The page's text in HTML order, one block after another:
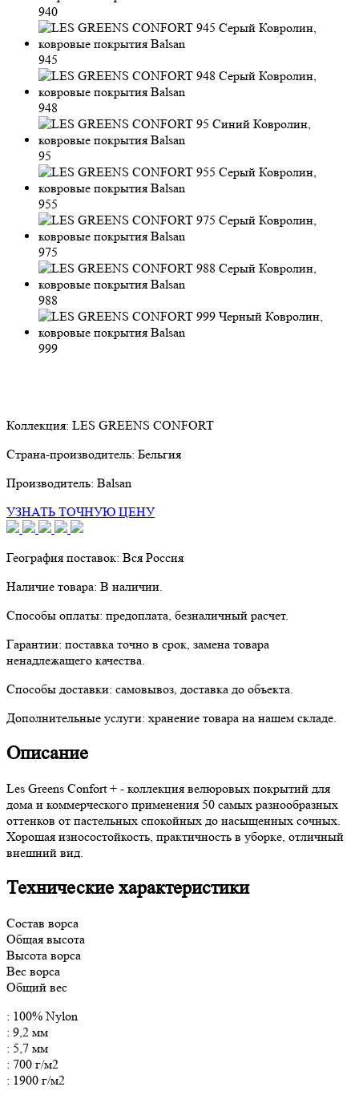
940
945
948
95
955
975
988
999
Коллекция: LES GREENS CONFORT
Страна-производитель: Бельгия
Производитель: Balsan
УЗНАТЬ ТОЧНУЮ ЦЕНУ
География поставок: Вся Россия
Наличие товара: В наличии.
Способы оплаты: предоплата, безналичный расчет.
Гарантии: поставка точно в срок, замена товара
ненадлежащего качества.
Способы доставки: самовывоз, доставка до объекта.
Дополнительные услуги: хранение товара на нашем складе.
Описание
Les Greens Confort + - коллекция велюровых покрытий для
дома и коммерческого применения 50 самых разнообразных
оттенков от пастельных спокойных до насыщенных сочных.
Хорошая износостойкость, практичность в уборке, отличный
внешний вид.
Технические характеристики
Состав ворса
Общая высота
Высота ворса
Вес ворса
Общий вес
: 100% Nylon
: 9,2 мм
: 5,7 мм
: 700 г/м2
: 1900 г/м2